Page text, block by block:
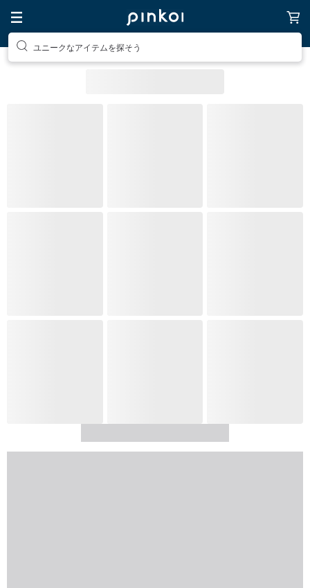
ユニークなアイテムを探そう